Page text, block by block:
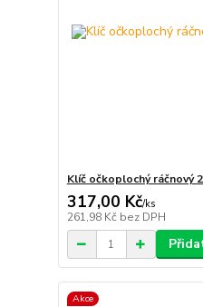
Klíč očkoplochý ráčnový
317,00 Kč/ks
261,98 Kč bez DPH
Akce